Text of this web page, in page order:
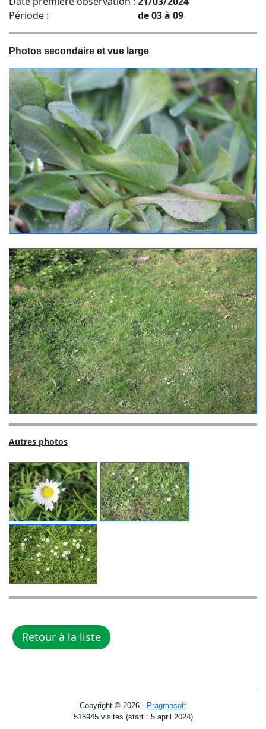
Période :
de 03 à 09
Photos secondaire et vue large
Autres photos
Copyright © 2026 - Pragmasoft
518945 visites (start : 5 april 2024)